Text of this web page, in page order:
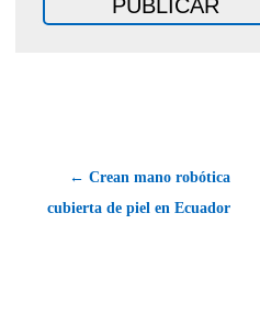
← Crean mano robótica
cubierta de piel en Ecuador